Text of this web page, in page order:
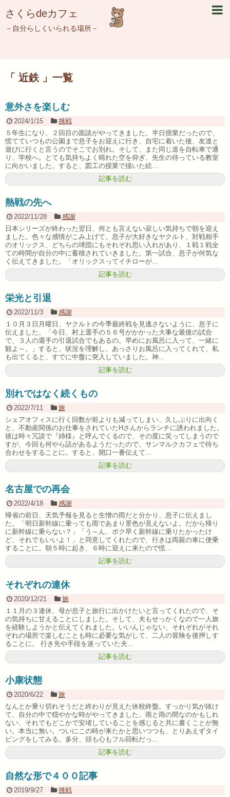
さくらdeカフェ
－自分らしくいられる場所－
「 近鉄 」一覧
意外さを楽しむ
2024/1/15
挑戦
５年生になり、２回目の面談がやってきました。半日授業だったので、
慌てていつもの公園まで息子をお迎えに行き、自宅に着いた後、友達と
遊びに行くと言うのでそこでお別れ。そして、また同じ道を自転車で通
り、学校へ。とても気持ちよく晴れた空を仰ぎ、先生の待っている教室
に向かいました。すると、図工の授業で描いた絵...
記事を読む
熱戦の先へ
2022/11/28
感謝
日本シリーズが終わった翌日、何とも言えない寂しい気持ちで朝を迎え
ました。色々な感情がこみ上げて。息子が大好きなヤクルト、対戦相手
のオリックス、どちらの球団にもそれぞれ思い入れがあり、１戦１戦全
ての時間が自分の中に蓄積されていきました。第一試合、息子が何気な
く伝えてきました。「オリックスってイチローが...
記事を読む
栄光と引退
2022/11/3
感謝
１０月３日月曜日、ヤクルトの今季最終戦を見逃さないように、息子に
伝えました。「今日、村上選手の５６号がかかった大事な最後の試合
で、３人の選手の引退試合でもあるの。早めにお風呂に入って、一緒に
観よ～。」すると、状況を理解し、あっさりお風呂に入ってくれて、私
も出てくると、すでに中盤に突入していました。神...
記事を読む
別れではなく続くもの
2022/7/11
旅
シェアオフィスに行く回数が前よりも減ってしまい、久しぶりに出向く
と、不動産関係のお仕事をされていたHさんからランチに誘われました。
彼は時々冗談で『姉様』と呼んでくるので、その度に笑ってしまうので
すが、今回も何やら話があるようだったので、サンマルクカフェで待ち
合わせをすることに。すると、開口一番伝えて...
記事を読む
名古屋での再会
2022/4/18
感謝
帰省の前日、天気予報を見ると生憎の雨だと分かり、息子に伝えまし
た。「明日新幹線に乗っても雨であまり景色が見えないよ。だから帰り
に新幹線に乗らない？」「う～ん、ボク早く新幹線に乗りたかったけ
ど、それでもいいよ！」と同意してくれたので、行きは両親の車に便乗
することに。朝５時に起き、６時に迎えに来たので慌...
記事を読む
それぞれの連休
2020/12/21
旅
１１月の３連休、母が息子と旅行に出かけたいと言ってくれたので、そ
の気持ちに甘えることにしました。そして、夫もせっかくなので一人旅
を経験しようかと伝えてくれました。いいんじゃない、それぞれがそれ
ぞれの場所で楽しむことも時に必要な気がして、二人の冒険を後押しす
ることに。 行き先や手段を迷っていた夫...
記事を読む
小康状態
2020/6/22
旅
なんとか乗り切れそうだと終わりが見えた休校終盤。すっかり気が抜け
て、自分の中で穏やかな時がやってきました。雨と雨の間なのかもしれ
ない、それでもどこかで安堵していることを感じると共に書くことが無
い。本当に無い。ついにこの時が来たかと思いつつも、とりあえずタイ
ピングをしてみる。多分、頭も心もフル回転だっ...
記事を読む
自然な形で４００記事
2019/9/27
挑戦